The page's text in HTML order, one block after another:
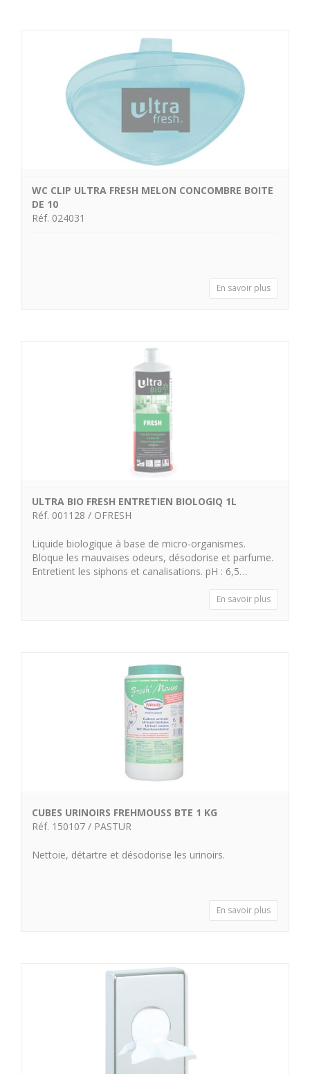
WC CLIP ULTRA FRESH MELON CONCOMBRE BOITE
DE 10
Réf. 024031
En savoir plus
ULTRA BIO FRESH ENTRETIEN BIOLOGIQ 1L
Réf. 001128 / OFRESH
Liquide biologique à base de micro-organismes.
Bloque les mauvaises odeurs, désodorise et parfume.
Entretient les siphons et canalisations. pH : 6,5…
En savoir plus
CUBES URINOIRS FREHMOUSS BTE 1 KG
Réf. 150107 / PASTUR
Nettoie, détartre et désodorise les urinoirs.
En savoir plus